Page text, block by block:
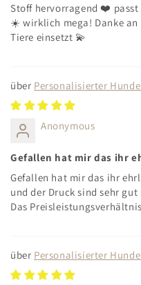
Stoff hervorragend ❤️ passt
☀️ wirklich mega! Danke an
Tiere einsetzt 💫
Personalisierter
Anonymous
Gefallen hat mir das ihr
Gefallen hat mir das ihr
und der Druck sind sehr gut
Das
Personalisierter